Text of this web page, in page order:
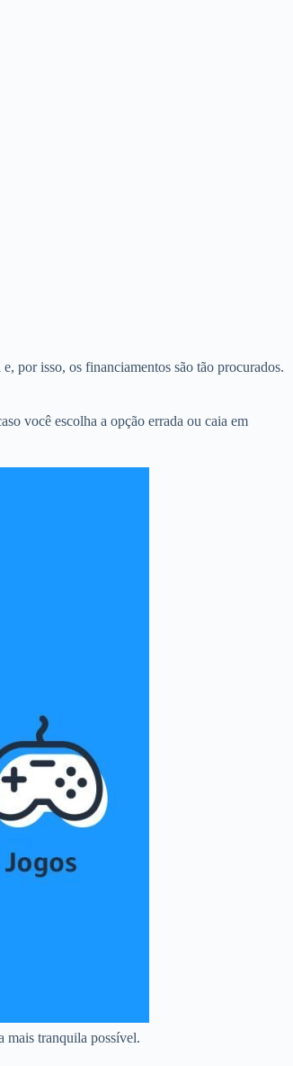
por isso, os financiamentos são tão procurados.
você escolha a opção errada ou caia em
mais tranquila possível.